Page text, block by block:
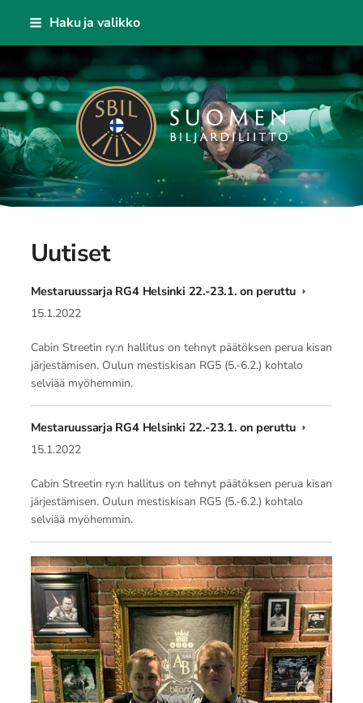
Siirry
sisältöön
Haku ja valikko
Suomen Biljardiliitto ry
Uutiset
Mestaruussarja RG4 Helsinki 22.-23.1. on peruttu
15.1.2022
Cabin Streetin ry:n hallitus on tehnyt päätöksen perua kisan
järjestämisen. Oulun mestiskisan RG5 (5.-6.2.) kohtalo
selviää myöhemmin.
Mestaruussarja RG4 Helsinki 22.-23.1. on peruttu
15.1.2022
Cabin Streetin ry:n hallitus on tehnyt päätöksen perua kisan
järjestämisen. Oulun mestiskisan RG5 (5.-6.2.) kohtalo
selviää myöhemmin.